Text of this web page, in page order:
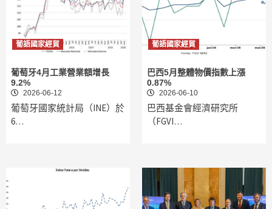
葡語國家經貿
葡萄牙4月工業營業額增長
9.2%
2026-06-12
葡萄牙國家統計局（INE）於
6…
葡語國家經貿
巴西5月整體物價指數上漲
0.87%
2026-06-10
巴西基金會經濟研究所
（FGVI…